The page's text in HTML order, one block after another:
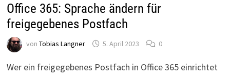
Office 365: Sprache ändern für
freigegebenes Postfach
von Tobias Langner 5. April 2023 0
Wer ein freigegebenes Postfach in Office 365 einrichtet